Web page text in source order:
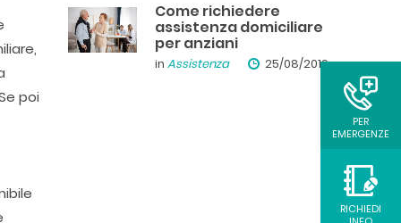
PER
EMERGENZE
RICHIEDI
poi
Come richiedere
assistenza domiciliare
per anziani
in Assistenza 25/08/2019